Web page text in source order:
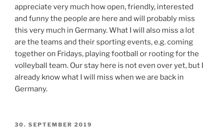
appreciate very much how open, friendly, interested
and funny the people are here and will probably miss
this very much in Germany. What I will also miss a lot
are the teams and their sporting events, e.g. coming
together on Fridays, playing football or rooting for the
volleyball team. Our stay here is not even over yet, but I
already know what I will miss when we are back in
Germany.
VERÖFFENTLICHT
30. SEPTEMBER 2019